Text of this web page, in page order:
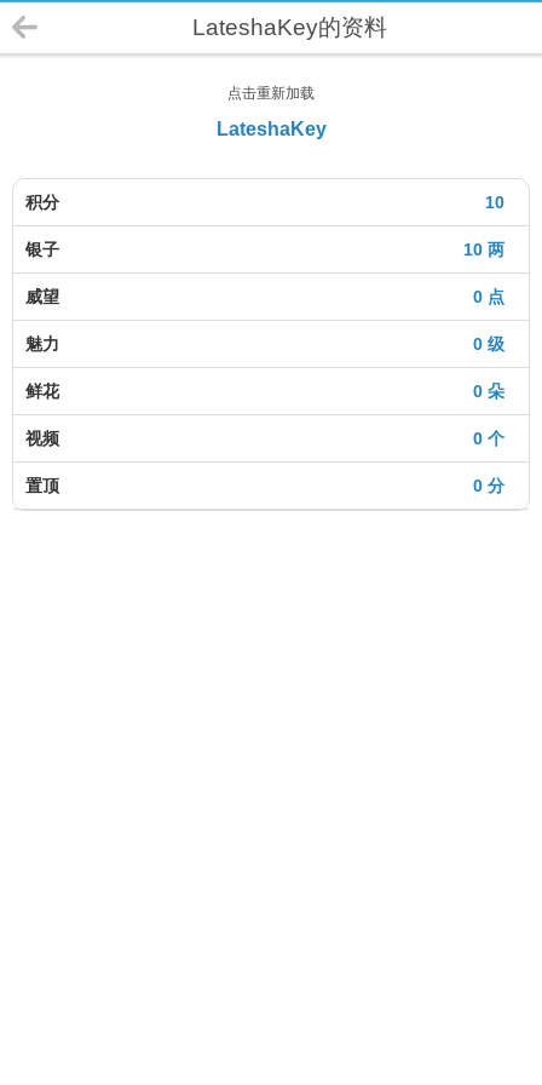
LateshaKey的资料
点击重新加载
LateshaKey
10
积分
10 两
银子
0 点
威望
0 级
魅力
0 朵
鲜花
0 个
视频
0 分
置顶